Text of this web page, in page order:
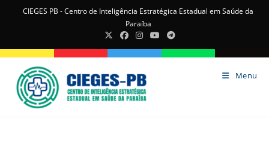
CIEGES PB - Centro de Inteligência Estratégica Estadual em Saúde da
Paraíba
Menu